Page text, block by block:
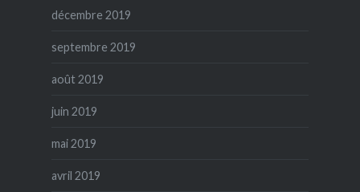
décembre 2019
septembre 2019
août 2019
juin 2019
mai 2019
avril 2019